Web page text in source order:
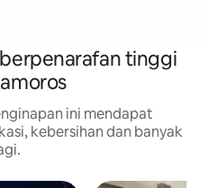
tinggi
ini mendapat
kebersihan dan banyak